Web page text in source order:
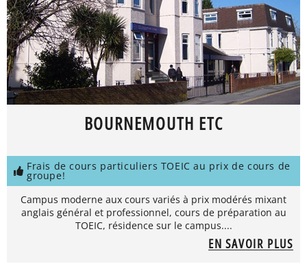
BOURNEMOUTH ETC
Frais de cours particuliers TOEIC au prix de cours de
groupe!
Campus moderne aux cours variés à prix modérés mixant
anglais général et professionnel, cours de préparation au
TOEIC, résidence sur le campus....
EN SAVOIR PLUS